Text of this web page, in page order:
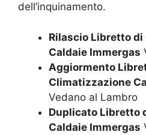
dell’inquinamento.
Rilascio Libretto
Caldaie Immergas
Aggiormento
Climatizzazione
Vedano al Lambro
Duplicato Libretto
Caldaie Immergas